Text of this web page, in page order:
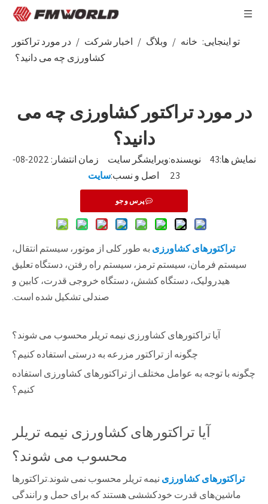
تو اینجایی: خانه / وبلاگ / اخبار شرکت / در مورد تراکتور
کشاورزی چه می دانید؟
در مورد تراکتور کشاورزی چه می
دانید؟
نمایش ها:43
نویسنده:ویرایشگر سایت زمان انتشار: 2022-08-
23 اصل و نسب:
سایت
پرس و جو
تراکتورهای کشاورزی به طور کلی از موتور، سیستم انتقال،
سیستم فرمان، سیستم ترمز، سیستم راه رفتن، دستگاه تعلیق
هیدرولیک، دستگاه کشش، دستگاه خروجی قدرت، کابین و
صندلی تشکیل شده است.
آیا تراکتورهای کشاورزی نیمه تریلر محسوب می شوند؟
چگونه از تراکتور مزرعه به درستی استفاده کنیم؟
چگونه با توجه به عوامل مختلف از تراکتورهای کشاورزی استفاده
کنیم؟
آیا تراکتورهای کشاورزی نیمه تریلر
محسوب می شوند؟
تراکتورهای کشاورزی نیمه تریلر محسوب نمی شوند.تراکتورها
ماشین‌های قدرت خودکششی هستند که برای حمل و رانندگی